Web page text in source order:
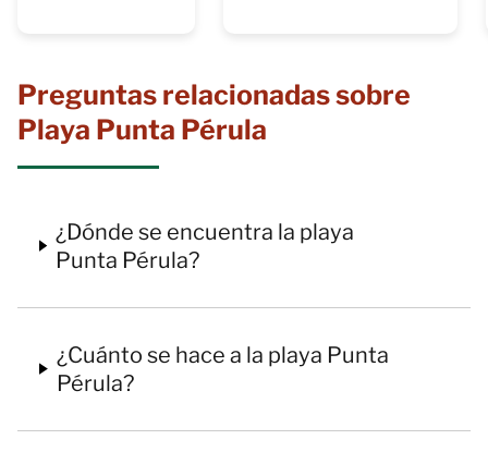
Preguntas relacionadas sobre
Playa Punta Pérula
¿Dónde se encuentra la playa
Punta Pérula?
¿Cuánto se hace a la playa Punta
Pérula?